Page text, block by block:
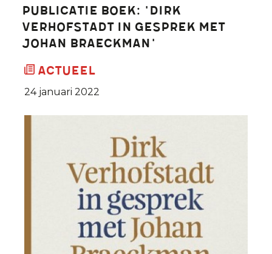
Publicatie boek: 'Dirk
Verhofstadt in gesprek met
Johan Braeckman'
Actueel
24 januari 2022